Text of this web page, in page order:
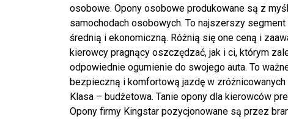
osobowe. Opony osobowe produkowane są z
samochodach osobowych. To najszerszy
średnią i ekonomiczną. Różnią się one ceną i
kierowcy pragnący oszczędzać, jak i ci, którym
odpowiednie ogumienie do swojego auta. To
bezpieczną i komfortową jazdę w zróżnicowanych
Klasa – budżetowa. Tanie opony dla kierowców
Opony firmy Kingstar pozycjonowane są przez